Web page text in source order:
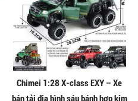
Chimei 1:28 X-class EXY – Xe
bán tải địa hình sáu bánh hợp kim